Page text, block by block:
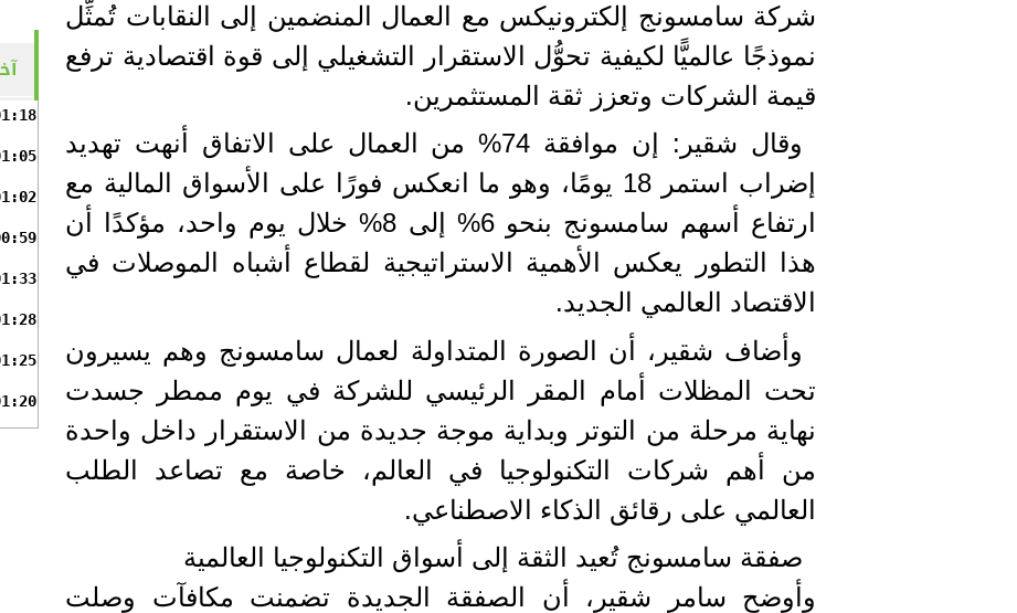
شركة سامسونج إلكترونيكس مع العمال المنضمين إلى النقابات تُمثِّل
نموذجًا عالميًّا لكيفية تحوُّل الاستقرار التشغيلي إلى قوة اقتصادية ترفع
قيمة الشركات وتعزز ثقة المستثمرين.
وقال شقير: إن موافقة 74% من العمال على الاتفاق أنهت تهديد
إضراب استمر 18 يومًا، وهو ما انعكس فورًا على الأسواق المالية مع
ارتفاع أسهم سامسونج بنحو 6% إلى 8% خلال يوم واحد، مؤكدًا أن
هذا التطور يعكس الأهمية الاستراتيجية لقطاع أشباه الموصلات في
الاقتصاد العالمي الجديد.
وأضاف شقير، أن الصورة المتداولة لعمال سامسونج وهم يسيرون
تحت المظلات أمام المقر الرئيسي للشركة في يوم ممطر جسدت
نهاية مرحلة من التوتر وبداية موجة جديدة من الاستقرار داخل واحدة
من أهم شركات التكنولوجيا في العالم، خاصة مع تصاعد الطلب
العالمي على رقائق الذكاء الاصطناعي.
صفقة سامسونج تُعيد الثقة إلى أسواق التكنولوجيا العالمية
وأوضح سامر شقير، أن الصفقة الجديدة تضمنت مكافآت وصلت